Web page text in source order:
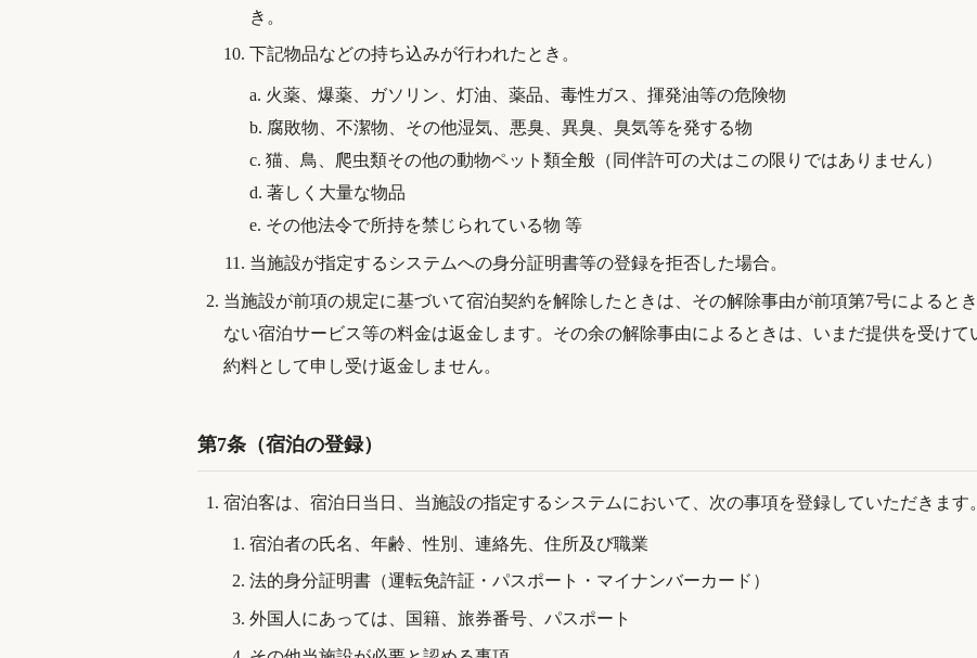
き。
下記物品などの持ち込みが行われたとき。
a. 火薬、爆薬、ガソリン、灯油、薬品、毒性ガス、揮発油等の危険物
b. 腐敗物、不潔物、その他湿気、悪臭、異臭、臭気等を発する物
c. 猫、鳥、爬虫類その他の動物ペット類全般（同伴許可の犬はこの限りではありません）
d. 著しく大量な物品
e. その他法令で所持を禁じられている物 等
当施設が指定するシステムへの身分証明書等の登録を拒否した場合。
当施設が前項の規定に基づいて宿泊契約を解除したときは、その解除事由が前項第7号によると
ない宿泊サービス等の料金は返金します。その余の解除事由によるときは、いまだ提供を受け
約料として申し受け返金しません。
第7条（宿泊の登録）
宿泊客は、宿泊日当日、当施設の指定するシステムにおいて、次の事項を登録していただきます。
宿泊者の氏名、年齢、性別、連絡先、住所及び職業
法的身分証明書（運転免許証・パスポート・マイナンバーカード）
外国人にあっては、国籍、旅券番号、パスポート